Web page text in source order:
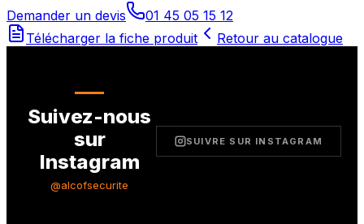
Demander un devis
01 45 05 15 12
Télécharger la fiche produit
Retour au catalogue
Suivez-nous
sur
Instagram
@alcofsecurite
SUIVRE SUR INSTAGRAM